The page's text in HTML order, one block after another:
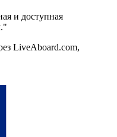
и доступная
LiveAboard.com,